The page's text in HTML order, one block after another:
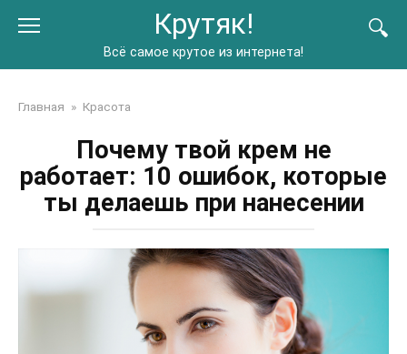
Крутяк!
Всё самое крутое из интернета!
Главная » Красота
Почему твой крем не
работает: 10 ошибок, которые
ты делаешь при нанесении